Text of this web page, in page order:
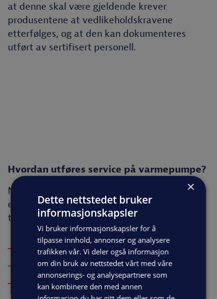
at denne skal være gjeldende krever
produsentene at vedlikeholdskravene
etterfølges, og at den kan dokumenteres
utført av sertifisert personell.
Hvordan utføres service på varmepumpe?
Når vi tar service på luft-til-luft varmepumpe
er det en rekke punkter vi sjekker, rengjør og
tester:
Rens av innedel og utedel
Måling av temperatur
Måling av luftstrøm
×
Dette nettstedet bruker
informasjonskapsler
Vi bruker informasjonskapsler for å
tilpasse innhold, annonser og analysere
trafikken vår. Vi deler også informasjon
om din bruk av nettstedet vårt med våre
annonserings- og analysepartnere som
kan kombinere den med annen